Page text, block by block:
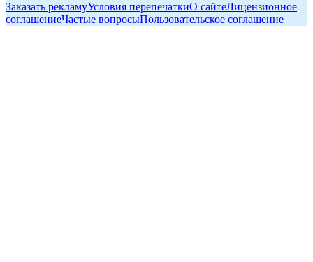
Заказать рекламуУсловия перепечаткиО сайтеЛицензионное
соглашениеЧастые вопросыПользовательское соглашение